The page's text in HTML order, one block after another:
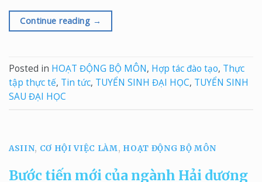
Continue reading →
Posted in HOẠT ĐỘNG BỘ MÔN, Hợp tác đào tạo, Thực
tập thực tế, Tin tức, TUYỂN SINH ĐẠI HỌC, TUYỂN SINH
SAU ĐẠI HỌC
ASIIN, CƠ HỘI VIỆC LÀM, HOẠT ĐỘNG BỘ MÔN
Bước tiến mới của ngành Hải dương